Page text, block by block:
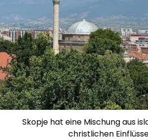
Skopje hat eine Mischung aus
christlichen